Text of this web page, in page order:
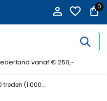
0
vanaf € 250,-
(1.000...